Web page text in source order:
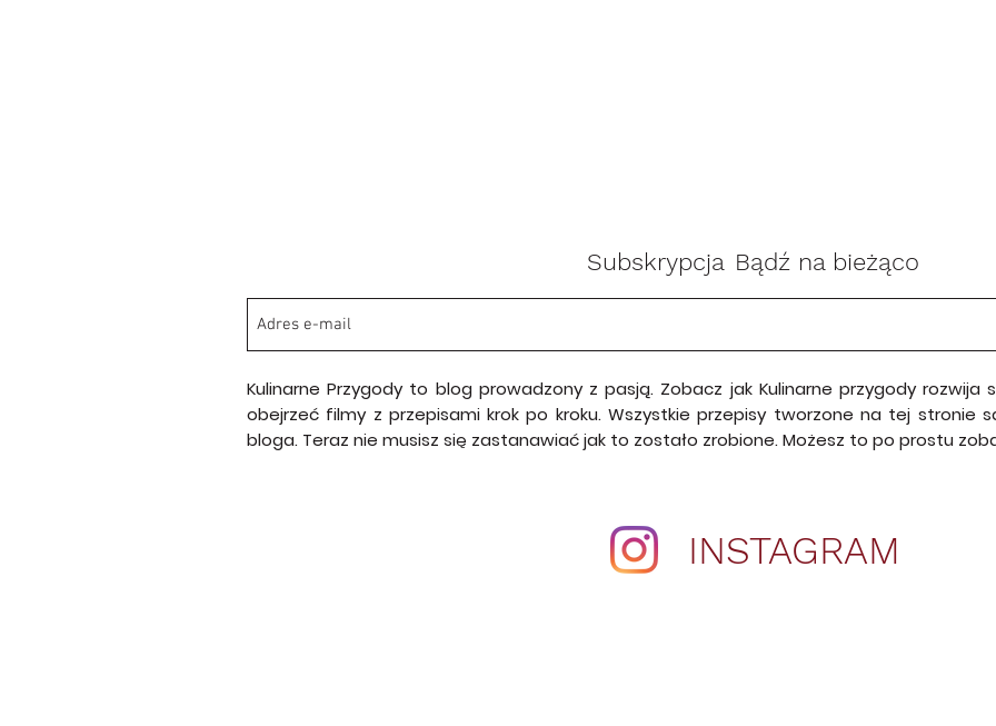
Subskrypcja Bądź na bieżąco
Kulinarne Przygody to blog prowadzony z pasją. Zobacz jak Kulinarne przygody rozwija
obejrzeć filmy z przepisami krok po kroku. Wszystkie przepisy tworzone na tej stronie
bloga. Teraz nie musisz się zastanawiać jak to zostało zrobione. Możesz to po prostu
INSTAGRAM